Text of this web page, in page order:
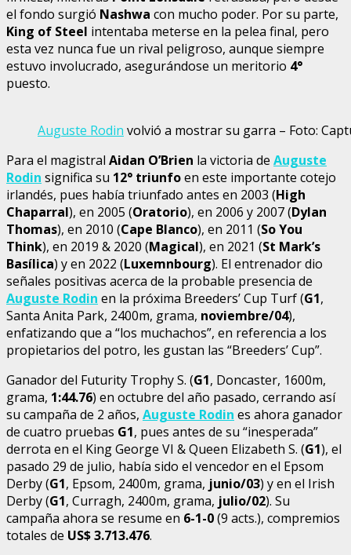
el fondo surgió Nashwa con mucho poder. Por su parte,
King of Steel intentaba meterse en la pelea final, pero
esta vez nunca fue un rival peligroso, aunque siempre
estuvo involucrado, asegurándose un meritorio 4°
puesto.
Auguste Rodin volvió a mostrar su garra – Foto:
Para el magistral Aidan O’Brien la victoria de Auguste
Rodin significa su 12° triunfoen este importante cotejo
irlandés, pues había triunfado antes en 2003 (High
Chaparral), en 2005 (Oratorio), en 2006 y 2007 (Dylan
Thomas), en 2010 (Cape Blanco), en 2011 (So You
Think), en 2019 & 2020 (Magical), en 2021 (St Mark’s
Basílica) y en 2022 (Luxemnbourg). El entrenador dio
señales positivas acerca de la probable presencia de
Auguste Rodin en la próxima Breeders’ Cup Turf (G1,
Santa Anita Park, 2400m, grama, noviembre/04),
enfatizando que a “los muchachos”, en referencia a los
propietarios del potro, les gustan las “Breeders’ Cup”.
Ganador del Futurity Trophy S. (G1, Doncaster, 1600m,
grama, 1:44.76) en octubre del año pasado, cerrando así
su campaña de 2 años, Auguste Rodin es ahora ganador
de cuatro pruebas G1, pues antes de su “inesperada”
derrota en el King George VI & Queen Elizabeth S. (G1), el
pasado 29 de julio, había sido el vencedor en el Epsom
Derby (G1, Epsom, 2400m, grama, junio/03) y en el Irish
Derby (G1, Curragh, 2400m, grama, julio/02). Su
campaña ahora se resume en 6-1-0(9 acts.), compremios
totales de US$ 3.713.476.